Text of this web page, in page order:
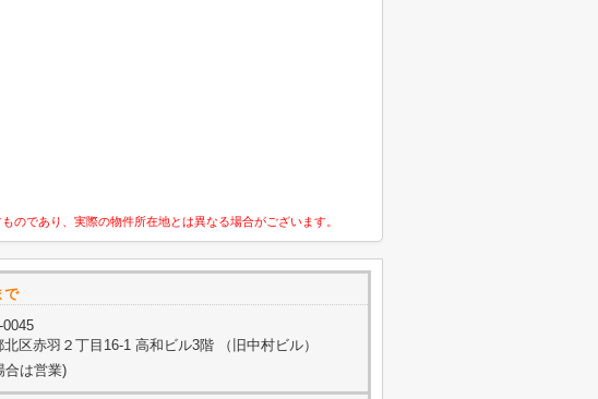
であり、実際の物件所在地とは異なる場合がございます。
で
0045
北区赤羽２丁目16-1 高和ビル3階 （旧中村ビル）
合は営業)